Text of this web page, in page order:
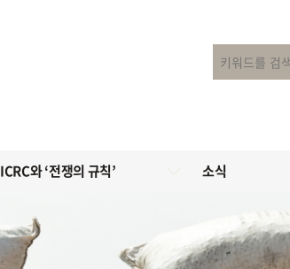
ICRC와 ‘전쟁의 규칙’ 소식